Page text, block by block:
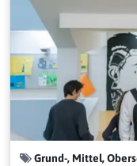
Grund-, Mittel,